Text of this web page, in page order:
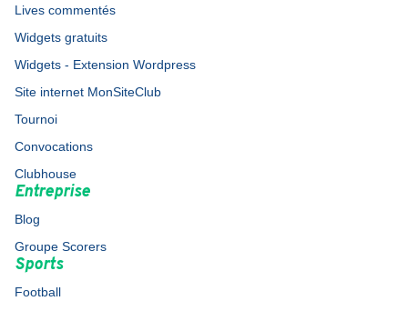
Lives commentés
Widgets gratuits
Widgets - Extension Wordpress
Site internet MonSiteClub
Tournoi
Convocations
Clubhouse
Entreprise
Blog
Groupe Scorers
Sports
Football